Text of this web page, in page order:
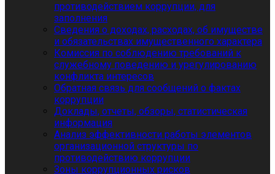
противодействием коррупции, для
заполнения
Сведения о доходах, расходах, об имуществе
и обязательствах имущественного характера
Комиссия по соблюдению требований к
служебному поведению и урегулированию
конфликта интересов
Обратная связь для сообщений о фактах
коррупции
Доклады, отчеты, обзоры, статистическая
информация
Анализ эффективности работы элементов
организационной структуры по
противодействию коррупции
Зоны коррупционных рисков